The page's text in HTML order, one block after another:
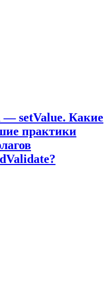
— setValue. Какие
практики